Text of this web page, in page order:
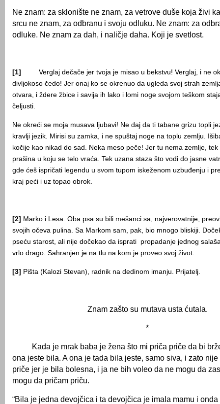
Ne znam: za sklonište ne znam, za vetrove duše koja živi
srcu ne znam, za odbranu i svoju odluku. Ne znam: za
odluke. Ne znam za dah, i naličje daha. Koji je svetlost.
[1]
Verglaj dečače jer tvoja je misao u bekstvu! Verglaj, i ne
divljokoso čedo! Jer onaj ko se okrenuo da ugleda svoj strah
otvara, i ždere žbice i savija ih lako i lomi noge svojom teškom
čeljusti.
Ne okreći se moja musava ljubavi! Ne daj da ti tabane grizu topli
kravlji jezik. Mirisi su zamka, i ne spuštaj noge na toplu zemlju.
kočije kao nikad do sad. Neka meso peče! Jer tu nema zemlje,
prašina u koju se telo vraća. Tek uzana staza što vodi do jasne
gde ćeš ispričati legendu u svom tupom iskeženom uzbuđenju i
kraj peći i uz topao obrok.
[2] Marko i Lesa. Oba psa su bili mešanci sa, najverovatnije,
svojih očeva pulina. Sa Markom sam, pak, bio mnogo bliskiji.
pseću starost, ali nije dočekao da isprati propadanje jednog
vrlo drago. Sahranjen je na tlu na kom je proveo svoj život.
[3] Pišta (Kalozi Stevan), radnik na dedinom imanju. Prijatelj.
Znam zašto su mutava usta ćutala.
*
Kada je mrak baba je žena što mi priča priče da bi
ona jeste bila. A ona je tada bila jeste, samo siva, i zato
priče jer je bila bolesna, i ja ne bih voleo da ne mogu da
mogu da pričam priču.
“Bila je jedna devojčica i ta devojčica je imala mamu i onda